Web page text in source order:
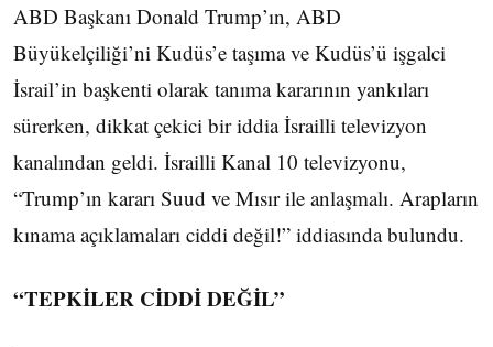
ABD Başkanı Donald Trump’ın, ABD
Büyükelçiliği’ni Kudüs’e taşıma ve Kudüs’ü işgalci
İsrail’in başkenti olarak tanıma kararının yankıları
sürerken, dikkat çekici bir iddia İsrailli televizyon
kanalından geldi. İsrailli Kanal 10 televizyonu,
“Trump’ın kararı Suud ve Mısır ile anlaşmalı. Arapların
kınama açıklamaları ciddi değil!” iddiasında bulundu.
“TEPKİLER CİDDİ DEĞİL”